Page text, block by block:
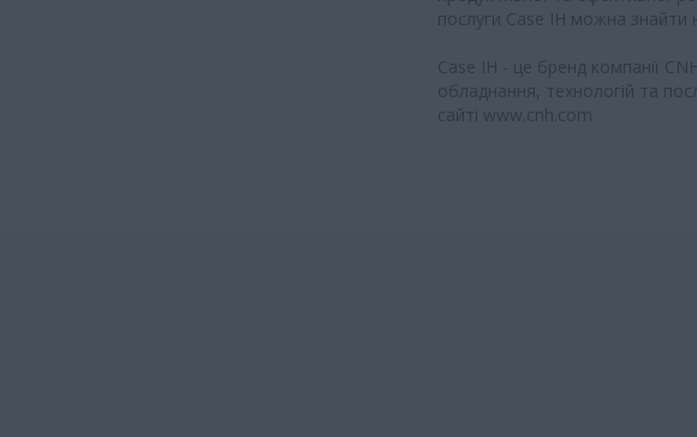
послуги Case IH можна знайти
Case IH - це бренд компанії
обладнання, технологій та
сайті www.cnh.com